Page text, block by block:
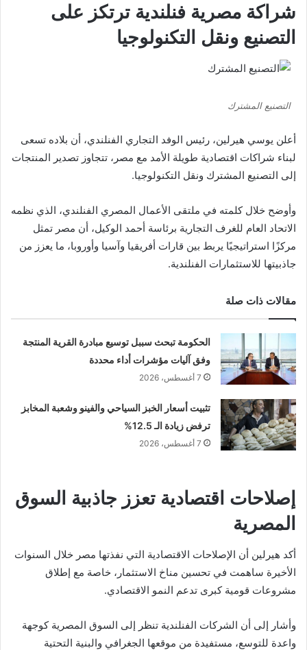
شراكة مصرية فنلندية ترتكز على
التصنيع ونقل التكنولوجيا
التصنيع المشترك
أعلن يوسي هيرلين، رئيس الوفد التجاري الفنلندي، أن بلاده تسعى
لبناء شراكات اقتصادية طويلة الأمد مع مصر، تتجاوز تصدير المنتجات
إلى التصنيع المشترك ونقل التكنولوجيا.
وأوضح خلال كلمته في ملتقى الأعمال المصري الفنلندي، الذي نظمه
الاتحاد العام للغرف التجارية برئاسة أحمد الوكيل، أن مصر تمثل
مركزًا استراتيجيًا يربط بين قارات أفريقيا وآسيا وأوروبا، ما يعزز من
جاذبيتها للاستثمارات الفنلندية.
مقالات ذات صلة
الحكومة تبحث سببل توسيع مبادرة القرية المنتجة
وفق آليات مؤشرات أداء محددة
7 أغسطس، 2026
تثبيت أسعار الخبز السياحي والفينو وشعبة المخابز
ترفض زيادة الـ 12.5%
7 أغسطس، 2026
إصلاحات اقتصادية تعزز جاذبية السوق
المصرية
أكد هيرلين أن الإصلاحات الاقتصادية التي نفذتها مصر خلال السنوات
الأخيرة ساهمت في تحسين مناخ الاستثمار، خاصة مع إطلاق
مشروعات قومية كبرى تدعم النمو الاقتصادي.
وأشار إلى أن الشركات الفنلندية تنظر إلى السوق المصرية كوجهة
واعدة للتوسع، مستفيدة من موقعها الجغرافي والبنية التحتية